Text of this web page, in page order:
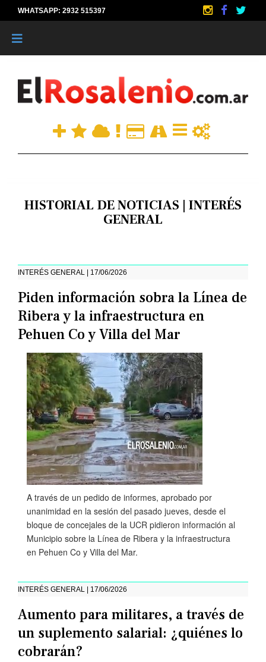
WHATSAPP: 2932 515397
HISTORIAL DE NOTICIAS | INTERÉS
GENERAL
INTERÉS GENERAL | 17/06/2026
Piden información sobra la Línea de
Ribera y la infraestructura en
Pehuen Co y Villa del Mar
A través de un pedido de informes, aprobado por
unanimidad en la sesión del pasado jueves, desde el
bloque de concejales de la UCR pidieron información al
Municipio sobre la Línea de Ribera y la infraestructura
en Pehuen Co y Villa del Mar.
INTERÉS GENERAL | 17/06/2026
Aumento para militares, a través de
un suplemento salarial: ¿quiénes lo
cobrarán?